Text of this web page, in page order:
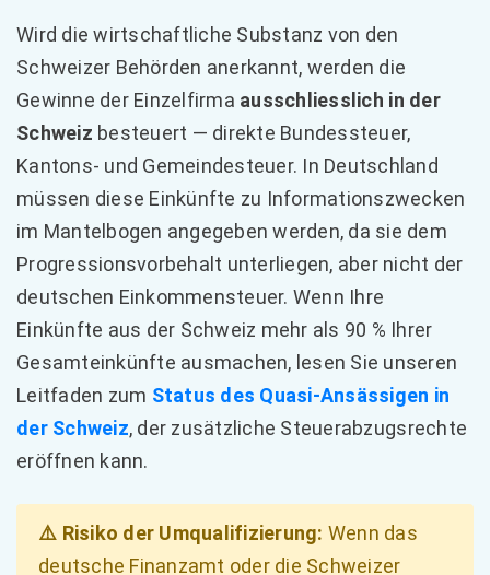
Wird die wirtschaftliche Substanz von den
Schweizer Behörden anerkannt, werden die
Gewinne der Einzelfirma ausschliesslich in der
Schweiz besteuert — direkte Bundessteuer,
Kantons- und Gemeindesteuer. In Deutschland
müssen diese Einkünfte zu Informationszwecken
im Mantelbogen angegeben werden, da sie dem
Progressionsvorbehalt unterliegen, aber nicht der
deutschen Einkommensteuer. Wenn Ihre
Einkünfte aus der Schweiz mehr als 90 % Ihrer
Gesamteinkünfte ausmachen, lesen Sie unseren
Leitfaden zum Status des Quasi-Ansässigen in
der Schweiz, der zusätzliche Steuerabzugsrechte
eröffnen kann.
⚠️ Risiko der Umqualifizierung: Wenn das
deutsche Finanzamt oder die Schweizer